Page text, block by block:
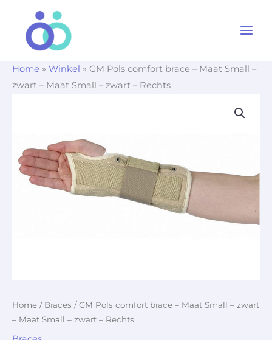
Home » Winkel » GM Pols comfort brace – Maat Small –
zwart – Maat Small – zwart – Rechts
Home / Braces / GM Pols comfort brace – Maat Small – zwart
– Maat Small – zwart – Rechts